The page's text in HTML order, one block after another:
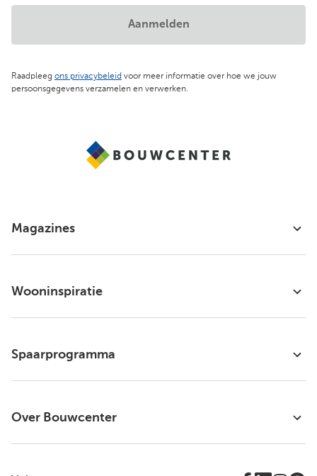
Raadpleeg ons privacybeleid voor meer informatie over hoe we jouw
persoonsgegevens verzamelen en verwerken.
Aanmelden
Magazines
Wooninspiratie
Spaarprogramma
Over Bouwcenter